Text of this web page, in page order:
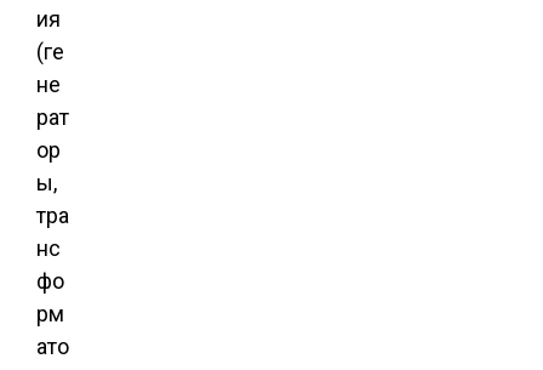
ия
(ге
не
рат
ор
ы,
тра
нс
фо
рм
ато